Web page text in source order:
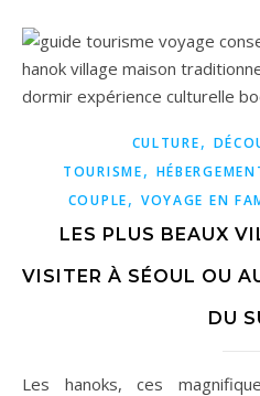
CULTURE,
TOURISME,
COUPLE, VOYAGE EN
LES PLUS BEAUX
VISITER À SÉOUL OU
DU
Les hanoks, ces magnifiques maisons traditionnelles